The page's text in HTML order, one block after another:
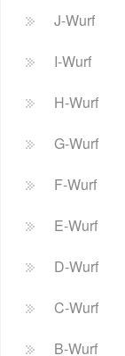
J-Wurf
I-Wurf
H-Wurf
G-Wurf
F-Wurf
E-Wurf
D-Wurf
C-Wurf
B-Wurf